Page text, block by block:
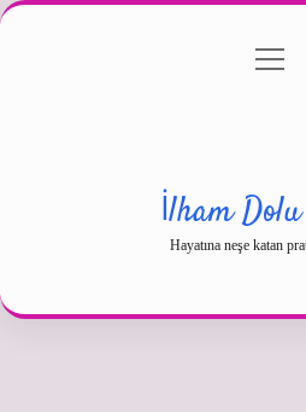
Gizlilik
İlham
Hayatına neşe katan